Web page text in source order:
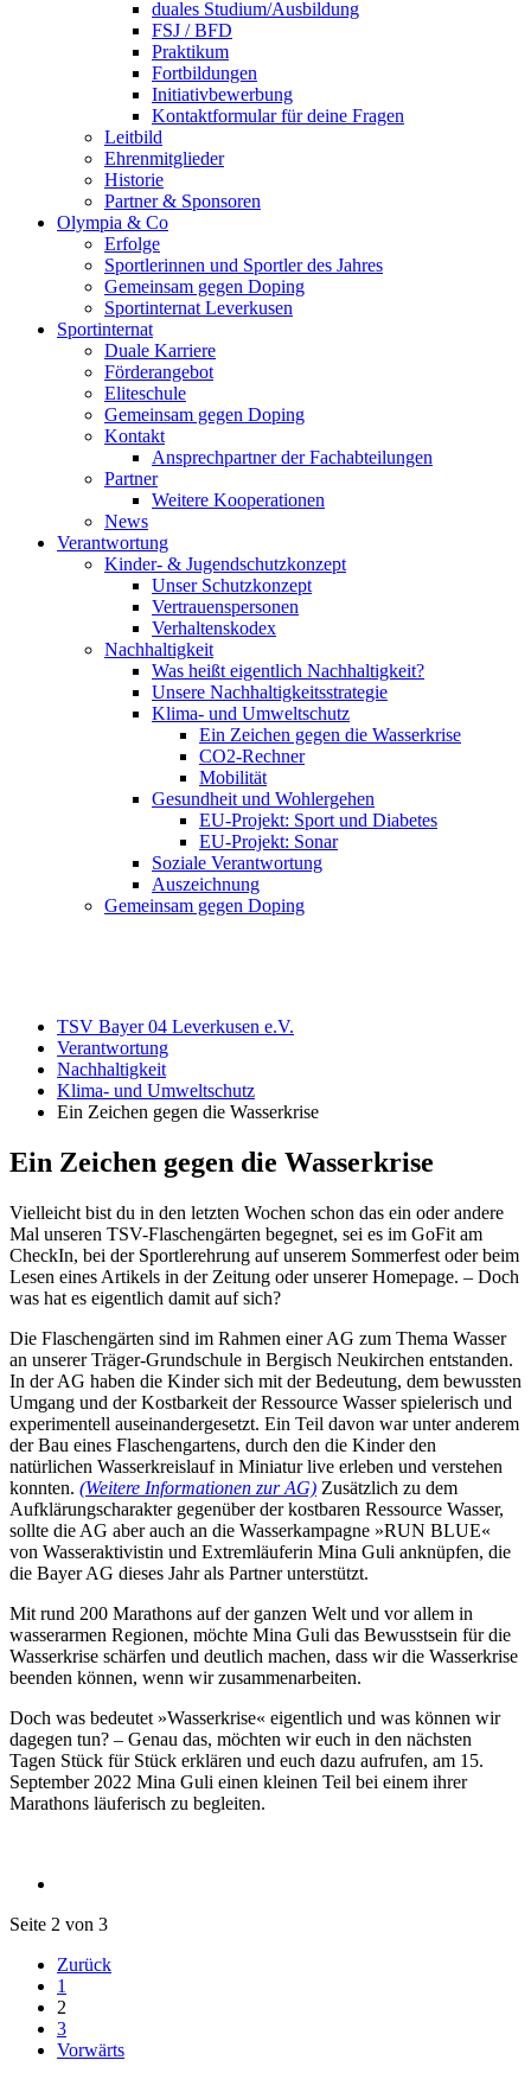
duales Studium/Ausbildung
FSJ / BFD
Praktikum
Fortbildungen
Initiativbewerbung
Kontaktformular für deine Fragen
Leitbild
Ehrenmitglieder
Historie
Partner & Sponsoren
Olympia & Co
Erfolge
Sportlerinnen und Sportler des Jahres
Gemeinsam gegen Doping
Sportinternat Leverkusen
Sportinternat
Duale Karriere
Förderangebot
Eliteschule
Gemeinsam gegen Doping
Kontakt
Ansprechpartner der Fachabteilungen
Partner
Weitere Kooperationen
News
Verantwortung
Kinder- & Jugendschutzkonzept
Unser Schutzkonzept
Vertrauenspersonen
Verhaltenskodex
Nachhaltigkeit
Was heißt eigentlich Nachhaltigkeit?
Unsere Nachhaltigkeitsstrategie
Klima- und Umweltschutz
Ein Zeichen gegen die Wasserkrise
CO2-Rechner
Mobilität
Gesundheit und Wohlergehen
EU-Projekt: Sport und Diabetes
EU-Projekt: Sonar
Soziale Verantwortung
Auszeichnung
Gemeinsam gegen Doping
TSV Bayer 04 Leverkusen e.V.
Verantwortung
Nachhaltigkeit
Klima- und Umweltschutz
Ein Zeichen gegen die Wasserkrise
Ein Zeichen gegen die Wasserkrise
Vielleicht bist du in den letzten Wochen schon das ein oder andere
Mal unseren TSV-Flaschengärten begegnet, sei es im GoFit am
CheckIn, bei der Sportlerehrung auf unserem Sommerfest oder beim
Lesen eines Artikels in der Zeitung oder unserer Homepage. – Doch
was hat es eigentlich damit auf sich?
Die Flaschengärten sind im Rahmen einer AG zum Thema Wasser
an unserer Träger-Grundschule in Bergisch Neukirchen entstanden.
In der AG haben die Kinder sich mit der Bedeutung, dem bewussten
Umgang und der Kostbarkeit der Ressource Wasser spielerisch und
experimentell auseinandergesetzt. Ein Teil davon war unter anderem
der Bau eines Flaschengartens, durch den die Kinder den
natürlichen Wasserkreislauf in Miniatur live erleben und verstehen
konnten. (Weitere Informationen zur AG) Zusätzlich zu dem
Aufklärungscharakter gegenüber der kostbaren Ressource Wasser,
sollte die AG aber auch an die Wasserkampagne »RUN BLUE«
von Wasseraktivistin und Extremläuferin Mina Guli anknüpfen, die
die Bayer AG dieses Jahr als Partner unterstützt.
Mit rund 200 Marathons auf der ganzen Welt und vor allem in
wasserarmen Regionen, möchte Mina Guli das Bewusstsein für die
Wasserkrise schärfen und deutlich machen, dass wir die Wasserkrise
beenden können, wenn wir zusammenarbeiten.
Doch was bedeutet »Wasserkrise« eigentlich und was können wir
dagegen tun? – Genau das, möchten wir euch in den nächsten
Tagen Stück für Stück erklären und euch dazu aufrufen, am 15.
September 2022 Mina Guli einen kleinen Teil bei einem ihrer
Marathons läuferisch zu begleiten.
Seite 2 von 3
Zurück
1
2
3
Vorwärts